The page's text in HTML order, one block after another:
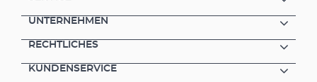
UNTERNEHMEN
RECHTLICHES
KUNDENSERVICE